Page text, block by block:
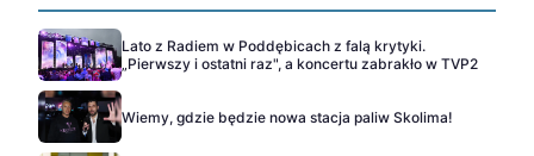
Lato z Radiem w Poddębicach z falą krytyki.
„Pierwszy i ostatni raz", a koncertu zabrakło w TVP2
Wiemy, gdzie będzie nowa stacja paliw Skolima!